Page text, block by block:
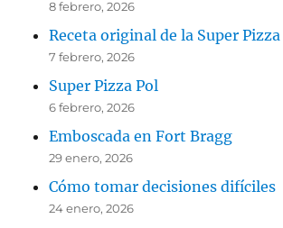
8 febrero, 2026
Receta original de la Super
7 febrero, 2026
Super Pizza Pol
6 febrero, 2026
Emboscada en Fort Bragg
29 enero, 2026
Cómo tomar decisiones difíciles
24 enero, 2026